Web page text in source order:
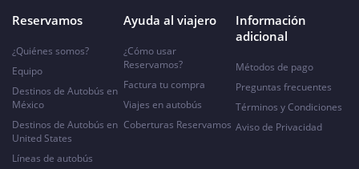
Reservamos
¿Quiénes somos?
Equipo
Destinos de Autobús en
México
Destinos de Autobús en
United States
Líneas de autobús
Ayuda al viajero
¿Cómo usar
Reservamos?
Factura tu compra
Viajes en autobús
Coberturas Reservamos
Información
adicional
Métodos de pago
Preguntas frecuentes
Términos y Condiciones
Aviso de Privacidad